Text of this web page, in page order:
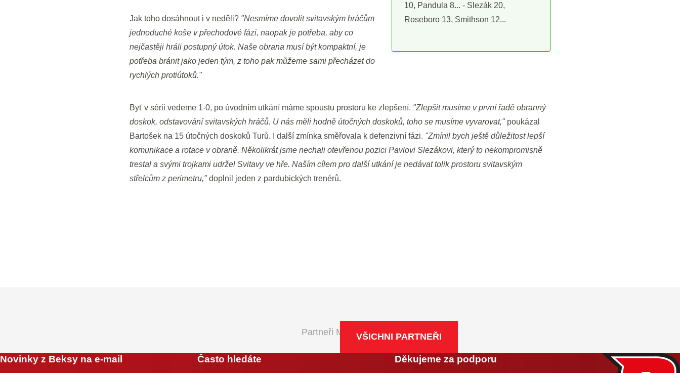
Jak toho dosáhnout i v neděli? "Nesmíme dovolit svitavským hráčům
jednoduché koše v přechodové fázi, naopak je potřeba, aby co
nejčastěji hráli postupný útok. Naše obrana musí být kompaktní, je
potřeba bránit jako jeden tým, z toho pak můžeme sami přecházet do
rychlých protiútoků."
10, Pandula 8... - Slezák 20,
Roseboro 13, Smithson 12...
Byť v sérii vedeme 1-0, po úvodním utkání máme spoustu prostoru ke zlepšení. "Zlepšit musíme v první řadě obranný
doskok, odstavování svitavských hráčů. U nás měli hodně útočných doskoků, toho se musíme vyvarovat," poukázal
Bartošek na 15 útočných doskoků Turů. I další zmínka směřovala k defenzivní fázi. "Zmínil bych ještě důležitost lepší
komunikace a rotace v obraně. Několikrát jsme nechali otevřenou pozici Pavlovi Slezákovi, který to nekompromisně
trestal a svými trojkami udržel Svitavy ve hře. Naším cílem pro další utkání je nedávat tolik prostoru svitavským
střelcům z perimetru,"doplnil jeden z pardubických trenérů.
Partneři Maxa NBLVŠICHNI PARTNEŘI
Novinky z Beksy na e-mail Často hledáte Děkujeme za podporu